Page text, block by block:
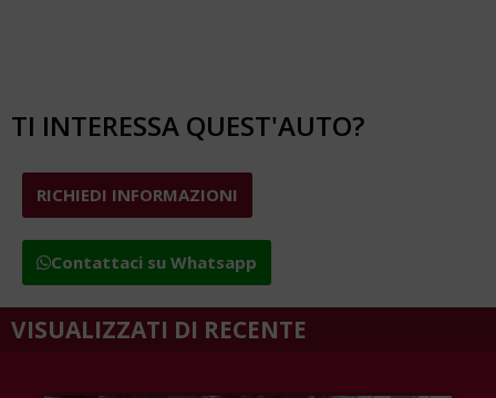
TI INTERESSA QUEST'AUTO?
RICHIEDI INFORMAZIONI
Contattaci su Whatsapp
VISUALIZZATI DI RECENTE